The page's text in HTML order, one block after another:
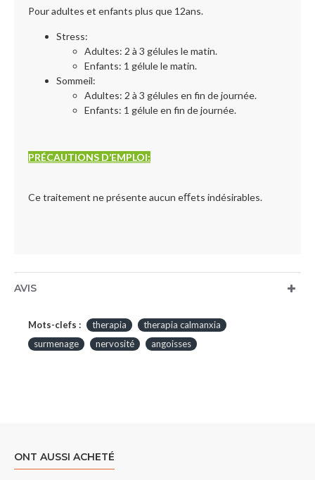
Pour adultes et enfants plus que 12ans.
Stress:
Adultes: 2 à 3 gélules le matin.
Enfants: 1 gélule le matin.
Sommeil:
Adultes: 2 à 3 gélules en fin de journée.
Enfants: 1 gélule en fin de journée.
PRÉCAUTIONS D’EMPLOI:
Ce traitement ne présente aucun eﬀets indésirables.
AVIS
Mots-clefs : therapia
therapia calmanxia
surmenage
nervosité angoisses
ONT AUSSI ACHETÉ